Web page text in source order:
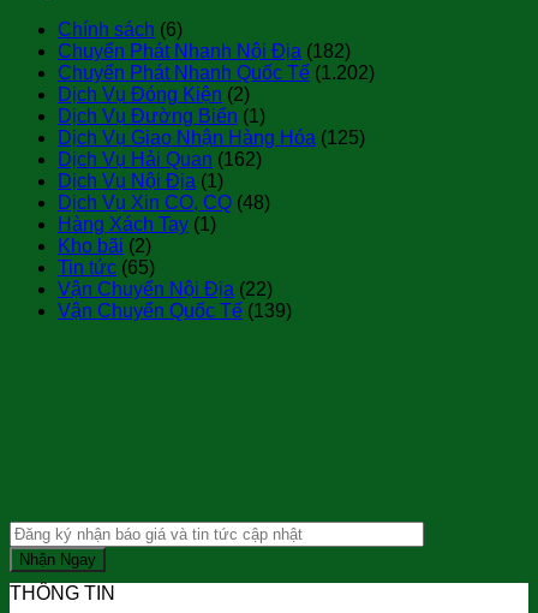
Chính sách (6)
Chuyển Phát Nhanh Nội Địa (182)
Chuyển Phát Nhanh Quốc Tế (1.202)
Dịch Vụ Đóng Kiện (2)
Dịch Vụ Đường Biển (1)
Dịch Vụ Giao Nhận Hàng Hóa (125)
Dịch Vụ Hải Quan (162)
Dịch Vụ Nội Địa (1)
Dịch Vụ Xin CO, CQ (48)
Hàng Xách Tay (1)
Kho bãi (2)
Tin tức (65)
Vận Chuyển Nội Địa (22)
Vận Chuyển Quốc Tế (139)
THÔNG TIN